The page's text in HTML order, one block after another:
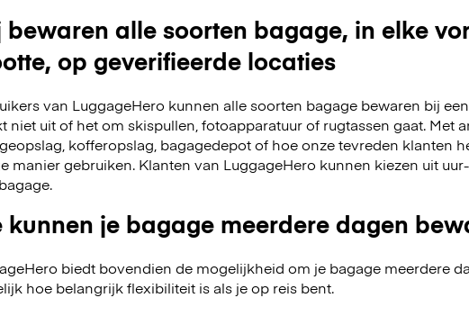
bewaren alle soorten bagage, in elke
op geverifieerde locaties
van LuggageHero kunnen alle soorten bagage bewaren bij
niet uit of het om skispullen, fotoapparatuur of rugtassen gaat. Met
kofferopslag, bagagedepot of hoe onze tevreden klanten
manier gebruiken. Klanten van LuggageHero kunnen kiezen uit
kunnen je bagage meerdere dagen
biedt bovendien de mogelijkheid om je bagage meerdere
hoe belangrijk flexibiliteit is als je op reis bent.